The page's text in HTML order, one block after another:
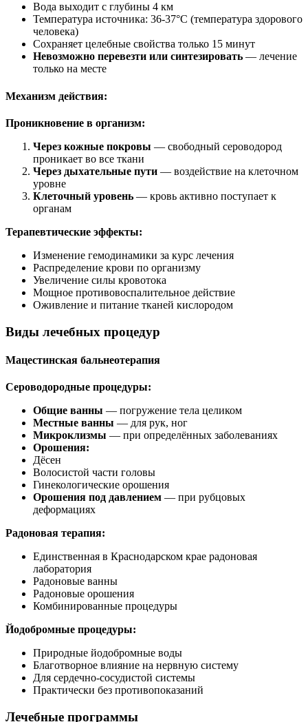
Вода выходит с глубины 4 км
Температура источника: 36-37°С (температура здорового
человека)
Сохраняет целебные свойства только 15 минут
Невозможно перевезти или синтезировать — лечение
только на месте
Механизм действия:
Проникновение в организм:
Через кожные покровы — свободный сероводород
проникает во все ткани
Через дыхательные пути — воздействие на клеточном
уровне
Клеточный уровень — кровь активно поступает к
органам
Терапевтические эффекты:
Изменение гемодинамики за курс лечения
Распределение крови по организму
Увеличение силы кровотока
Мощное противовоспалительное действие
Оживление и питание тканей кислородом
Виды лечебных процедур
Мацестинская бальнеотерапия
Сероводородные процедуры:
Общие ванны — погружение тела целиком
Местные ванны — для рук, ног
Микроклизмы — при определённых заболеваниях
Орошения:
Дёсен
Волосистой части головы
Гинекологические орошения
Орошения под давлением — при рубцовых
деформациях
Радоновая терапия:
Единственная в Краснодарском крае радоновая
лаборатория
Радоновые ванны
Радоновые орошения
Комбинированные процедуры
Йодобромные процедуры:
Природные йодобромные воды
Благотворное влияние на нервную систему
Для сердечно-сосудистой системы
Практически без противопоказаний
Лечебные программы